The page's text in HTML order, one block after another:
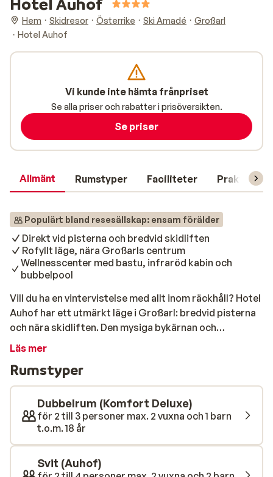
Hem Skidresor Österrike Ski Amadé
Großarl
Hotel Auhof
Allmänt Rumstyper Faciliteter Praktisk
Populärt bland resesällskap: ensam förälder
Direkt vid pisterna och bredvid skidliften
Rofyllt läge, nära Großarls centrum
Wellnesscenter med bastu, infraröd kabin och
bubbelpool
Vill du ha en vintervistelse med allt inom räckhåll? Hotel
Auhof har ett utmärkt läge i Großarl: bredvid pisterna
och nära skidliften. Den mysiga bykärnan och
supermarket ligger inom gångavstånd, så allt du
rymliga rum och kan koppla av i hälsocentret med
bastu, infraröd kabin, bubbelpool och relaxavdelning
efter en aktiv dag. För familjer är detta hotell också ett
bra val: det finns ett särskilt lekrum för barn samt en
restaurang där du kan njuta av en utsökt måltid på
kvällen. Avsluta dagen med en drink i baren och se
tillbaka på en lyckad dag i snön tillsammans.
Läs mer
Rumstyper
Dubbelrum (Komfort Deluxe)
för 2 till 3 personer max. 2 vuxna och 1 barn
t.o.m. 18 år
Svit (Auhof)
Vi kunde inte hämta frånpriset
Se alla priser och rabatter i prisöversikten.
Se priser